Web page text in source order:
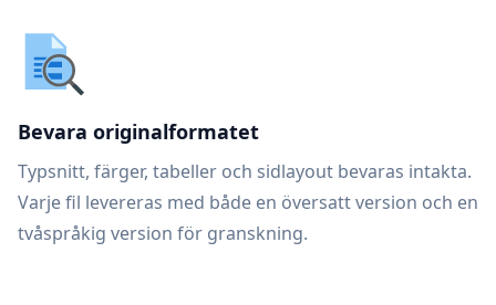
Bevara originalformatet
Typsnitt, färger, tabeller och sidlayout bevaras intakta.
Varje fil levereras med både en översatt version och en
tvåspråkig version för granskning.